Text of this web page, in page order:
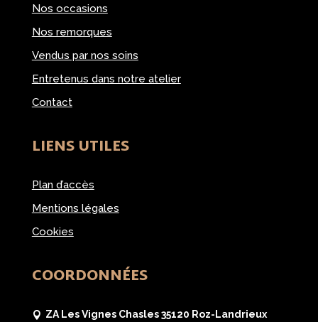
Nos occasions
Nos remorques
Vendus par nos soins
Entretenus dans notre atelier
Contact
LIENS UTILES
Plan d’accès
Mentions légales
Cookies
COORDONNÉES
 ZA Les Vignes Chasles 35120 Roz-Landrieux